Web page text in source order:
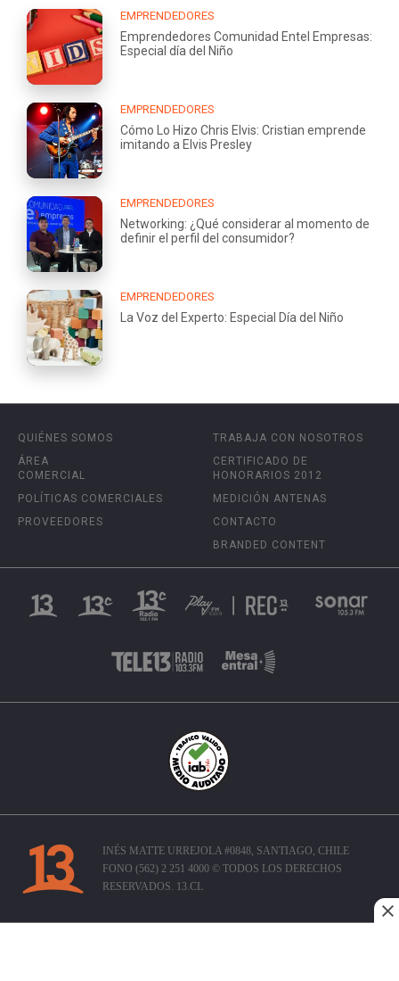
EMPRENDEDORES
Emprendedores Comunidad Entel Empresas:
Especial día del Niño
EMPRENDEDORES
Cómo Lo Hizo Chris Elvis: Cristian emprende
imitando a Elvis Presley
EMPRENDEDORES
Networking: ¿Qué considerar al momento de
definir el perfil del consumidor?
EMPRENDEDORES
La Voz del Experto: Especial Día del Niño
QUIÉNES SOMOS
ÁREA
COMERCIAL
POLÍTICAS COMERCIALES
PROVEEDORES
TRABAJA CON NOSOTROS
CERTIFICADO DE
HONORARIOS 2012
MEDICIÓN ANTENAS
CONTACTO
BRANDED CONTENT
INÉS MATTE URREJOLA #0848, SANTIAGO, CHILE
FONO (562) 2 251 4000 © TODOS LOS DERECHOS
RESERVADOS. 13.CL